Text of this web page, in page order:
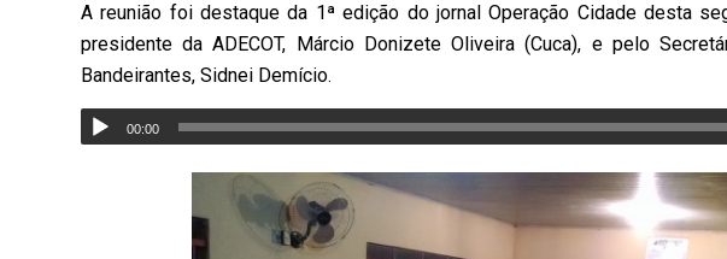
A reunião foi destaque da 1ª edição do jornal Operação Cidade desta
presidente da ADECOT, Márcio Donizete Oliveira (Cuca), e pelo
Bandeirantes, Sidnei Demício.
00:00